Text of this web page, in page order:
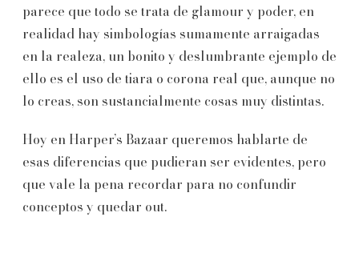
parece que todo se trata de glamour y poder, en
realidad hay simbologías sumamente arraigadas
en la realeza, un bonito y deslumbrante ejemplo de
ello es el uso de tiara o corona real que, aunque no
lo creas, son sustancialmente cosas muy distintas.
Hoy en Harper’s Bazaar queremos hablarte de
esas diferencias que pudieran ser evidentes, pero
que vale la pena recordar para no confundir
conceptos y quedar out.